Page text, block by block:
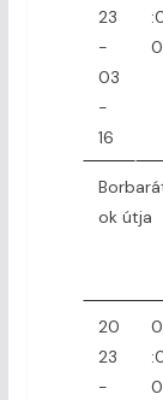
23
-
03
-
16
0
ok útja
20
23
-
0